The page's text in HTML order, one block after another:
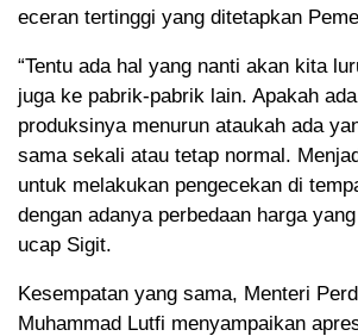
eceran tertinggi yang ditetapkan
“Tentu ada hal yang nanti akan kita
juga ke pabrik-pabrik lain. Apakah
produksinya menurun ataukah ada
sama sekali atau tetap normal.
untuk melakukan pengecekan di
dengan adanya perbedaan harga
ucap Sigit.
Kesempatan yang sama, Menteri
Muhammad Lutfi menyampaikan